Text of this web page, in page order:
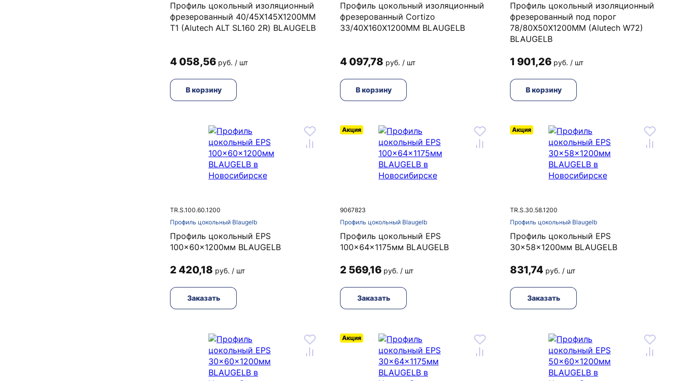
Профиль цокольный изоляционный
фрезерованный 40/45X145X1200MM
Т1 (Alutech ALT SL160 2R) BLAUGELB
4 058,56 руб. / шт
В корзину
Профиль цокольный изоляционный
фрезерованный Cortizo
33/40X160X1200MM BLAUGELB
4 097,78 руб. / шт
В корзину
Профиль цокольный изоляционный
фрезерованный под порог
78/80X50X1200MM (Alutech W72)
BLAUGELB
1 901,26 руб. / шт
В корзину
TR.S.100.60.1200
Профиль цокольный Blaugelb
Профиль цокольный EPS
100x60x1200мм BLAUGELB
2 420,18 руб. / шт
Заказать
9067823
Профиль цокольный Blaugelb
Акция
Профиль цокольный EPS
100x64x1175мм BLAUGELB
2 569,16 руб. / шт
Заказать
TR.S.30.58.1200
Профиль цокольный Blaugelb
Акция
Профиль цокольный EPS
30x58x1200мм BLAUGELB
831,74 руб. / шт
Заказать
Акция